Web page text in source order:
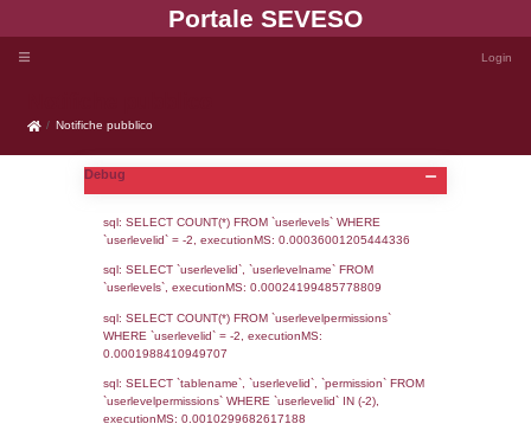
Portale
Notifiche pubblico
Notifiche pubblico
Debug
sql: SELECT COUNT(*) FROM `userlevels`
sql: SELECT `userlevelid`, `userlevelname`